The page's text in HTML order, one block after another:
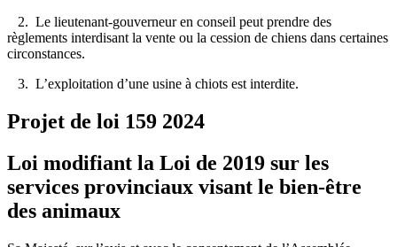
2. Le lieutenant-gouverneur en conseil peut prendre des
règlements interdisant la vente ou la cession de chiens dans certaines
circonstances.
3. L’exploitation d’une usine à chiots est interdite.
Projet de loi 159 2024
Loi modifiant la Loi de 2019 sur les
services provinciaux visant le bien-être
des animaux